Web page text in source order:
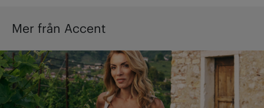
Mer från Accent